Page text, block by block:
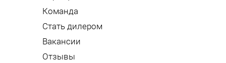
Команда
Стать дилером
Вакансии
Отзывы